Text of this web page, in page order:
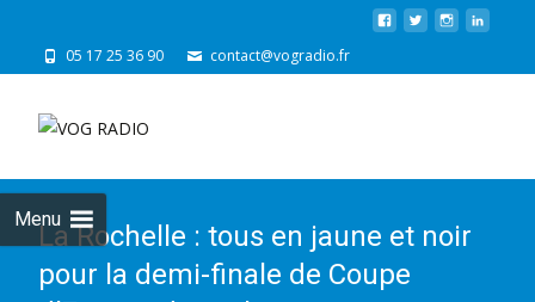
05 17 25 36 90 contact@vogradio.fr
Menu
La Rochelle : tous en jaune et noir
pour la demi-finale de Coupe